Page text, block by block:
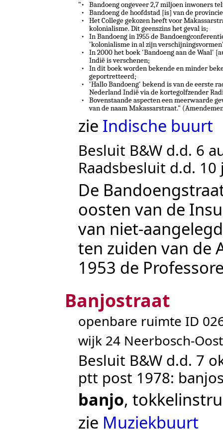
"•
Bandoeng ongeveer 2,7 miljoen inwoners
•
Bandoeng de hoofdstad [is] van de
•
Het College gekozen heeft voor
kolonialisme. Dit geenszins het geval is;
•
In Bandoeng in 1955 de
'kolonialisme in al zijn
•
In 2000 het boek 'Bandoeng aan de Waal'
Indië is verschenen;
•
In dit boek worden bekende en minder
geportretteerd;
•
'Hallo Bandoeng' bekend is van de eerste
Nederland Indië via de kortegolfzender
•
Bovenstaande aspecten een meerwaarde
van de naam Makassarstraat."
zie Indische buurt
Besluit B&W d.d. 6
Raadsbesluit d.d.
De
oosten van de
van niet-
ten zuiden van de
1953 de
Banjostraat
openbare ruimte ID
wijk 24 Neerbosch-Oost
Besluit B&W d.d. 7
ptt post 1978:
banjo,
zie Muziekbuurt